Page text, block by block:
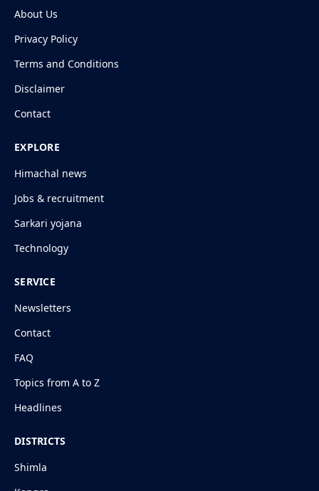
About Us
Privacy Policy
Terms and Conditions
Disclaimer
Contact
EXPLORE
Himachal news
Jobs & recruitment
Sarkari yojana
Technology
SERVICE
Newsletters
Contact
FAQ
Topics from A to Z
Headlines
DISTRICTS
Shimla